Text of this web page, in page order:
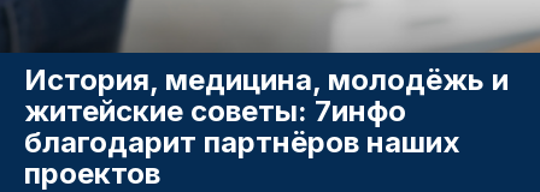
История, медицина, молодёжь и
житейские советы: 7инфо
благодарит партнёров наших
проектов